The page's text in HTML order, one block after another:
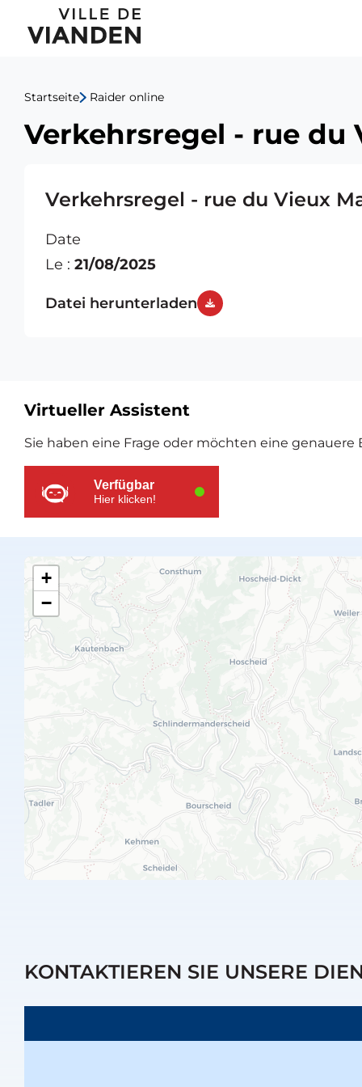
Verkehrsregel
rue
du
Marché
09+10.09.2025
Hauptnavigationsmenü
Startseite Raider online
Verkehrsregel - rue du
Verkehrsregel - rue du Vieux
Date
Le : 21/08/2025
Datei herunterladen
Zusätzliche
Ressourcen
Virtueller Assistent
Sie haben eine Frage oder möchten eine
Verfügbar
Hier klicken!
+
−
KONTAKTIEREN SIE UNSERE